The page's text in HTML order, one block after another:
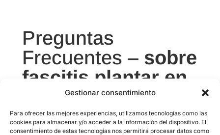
Gestionar consentimiento
Para ofrecer las mejores experiencias, utilizamos tecnologías como las
cookies para almacenar y/o acceder a la información del dispositivo. El
consentimiento de estas tecnologías nos permitirá procesar datos como
Preguntas
Frecuentes – sobre
fascitis plantar en
deportistas.